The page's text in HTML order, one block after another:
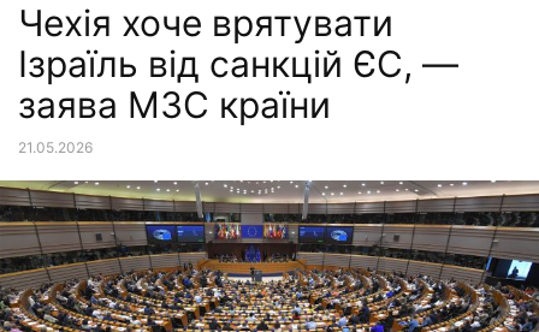
Чехія хоче врятувати
Ізраїль від санкцій ЄС, —
заява МЗС країни
21.05.2026